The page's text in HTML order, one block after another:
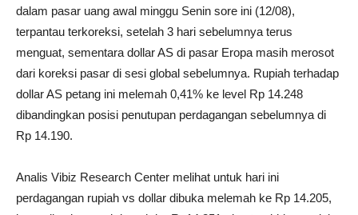
dalam pasar uang awal minggu Senin sore ini (12/08),
terpantau terkoreksi, setelah 3 hari sebelumnya terus
menguat, sementara dollar AS di pasar Eropa masih merosot
dari koreksi pasar di sesi global sebelumnya. Rupiah terhadap
dollar AS petang ini melemah 0,41% ke level Rp 14.248
dibandingkan posisi penutupan perdagangan sebelumnya di
Rp 14.190.
Analis Vibiz Research Center melihat untuk hari ini
perdagangan rupiah vs dollar dibuka melemah ke Rp 14.205,